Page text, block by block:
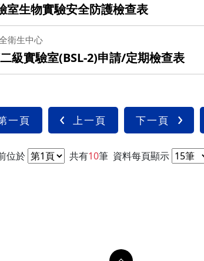
室生物實驗安全防護檢查表
衛生中心
級實驗室(BSL-2)申請/定期檢查表
一頁 上一頁 下一頁
位於 共有10筆 資料每頁顯示